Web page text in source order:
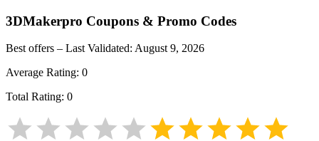
3DMakerpro Coupons & Promo Codes
Best offers – Last Validated: August 9, 2026
Average Rating: 0
Total Rating: 0